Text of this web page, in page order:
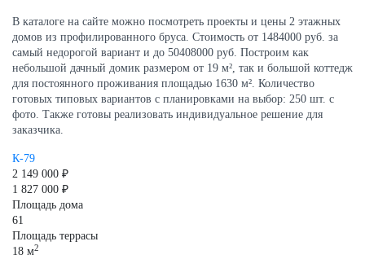
В каталоге на сайте можно посмотреть проекты и цены 2 этажных
домов из профилированного бруса. Стоимость от 1484000 руб. за
самый недорогой вариант и до 50408000 руб. Построим как
небольшой дачный домик размером от 19 м², так и большой коттедж
для постоянного проживания площадью 1630 м². Количество
готовых типовых вариантов с планировками на выбор: 250 шт. с
фото. Также готовы реализовать индивидуальное решение для
заказчика.
К-79
2 149 000 ₽
1 827 000 ₽
Площадь дома
61
Площадь террасы
18 м2